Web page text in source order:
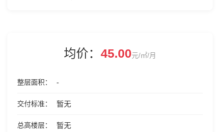
均价： 45.00元/㎡/月
整层面积 -
交付标准 暂无
总高楼层 暂无